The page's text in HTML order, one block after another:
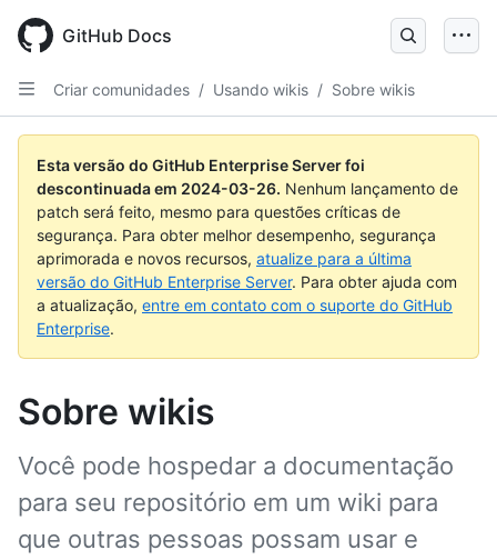
main
content
GitHub Docs
Criar comunidades / Usando wikis / Sobre wikis
Esta versão do GitHub Enterprise Server foi
descontinuada em 2024-03-26. Nenhum lançamento de
patch será feito, mesmo para questões críticas de
segurança. Para obter melhor desempenho, segurança
aprimorada e novos recursos, atualize para a última
versão do GitHub Enterprise Server. Para obter ajuda com
a atualização, entre em contato com o suporte do GitHub
Enterprise.
Sobre wikis
Você pode hospedar a documentação
para seu repositório em um wiki para
que outras pessoas possam usar e